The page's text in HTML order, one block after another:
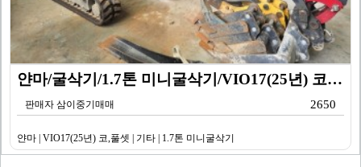
얀마/굴삭기/1.7톤 미니굴삭기/VIO17(25년) 코…
판매자 삼이중기매매 2650
얀마 | VIO17(25년) 코,풀셋 | 기타 | 1.7톤 미니굴삭기